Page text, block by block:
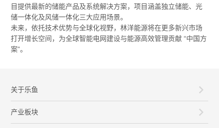
目提供最新的储能产品及系统解决方案，项目涵盖独立储能、光
储一体化及风储一体化三大应用场景。
未来，依托技术优势与全球化视野，林洋能源将在更多新兴市场
打开增长空间，为全球智能电网建设与能源高效管理贡献 “中国方
案”。
关于乐鱼
产业板块